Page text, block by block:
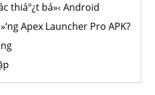
thiáº¿t bá»‹ Android
Apex Launcher Pro APK?